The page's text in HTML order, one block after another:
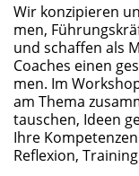
Wir kon­zi­pie­ren
men,
und schaf­fen als
Coa­ches einen
men. Im
am The­ma
tau­schen, Ideen
Ihre
Refle­xi­on,